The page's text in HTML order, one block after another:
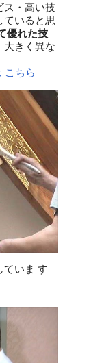
・高い技
ていると思
優れた技
大きく異な
こちら
ていま す